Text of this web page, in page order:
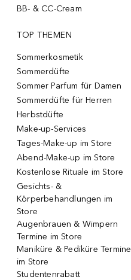
BB- & CC-Cream
TOP THEMEN
Sommerkosmetik
Sommerdüfte
Sommer Parfum für Damen
Sommerdüfte für Herren
Herbstdüfte
Make-up-Services
Tages-Make-up im Store
Abend-Make-up im Store
Kostenlose Rituale im Store
Gesichts- &
Körperbehandlungen im
Store
Augenbrauen & Wimpern
Termine im Store
Maniküre & Pediküre Termine
im Store
Studentenrabatt